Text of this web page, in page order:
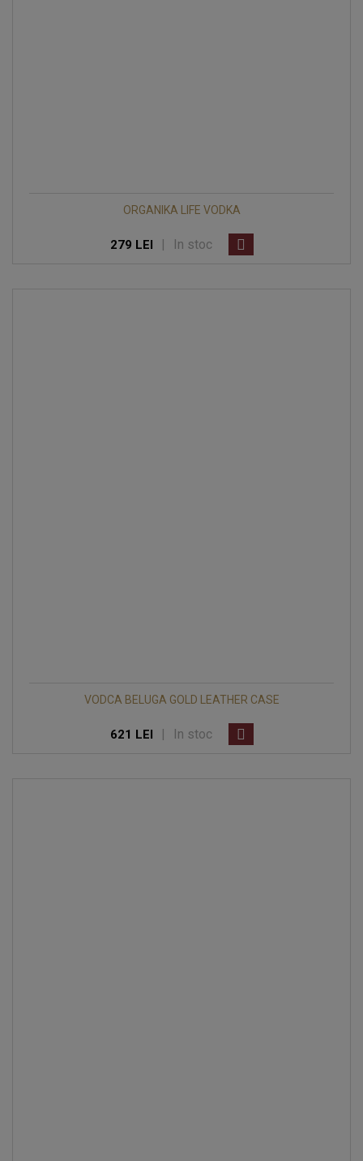
ORGANIKA LIFE VODKA
279 LEI In stoc
VODCA BELUGA GOLD LEATHER CASE
621 LEI In stoc